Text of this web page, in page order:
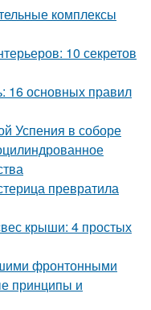
комплексы
10 секретов
16 основных правил
Успения в соборе
превратила
крыши: 4 простых
фронтонными
принципы и